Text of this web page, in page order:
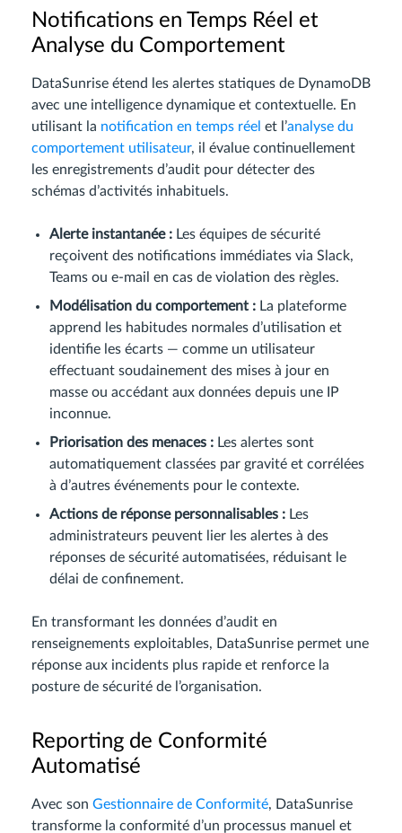
Notifications en Temps Réel et
Analyse du Comportement
DataSunrise étend les alertes statiques de DynamoDB
avec une intelligence dynamique et contextuelle. En
utilisant la notification en temps réel et l’analyse du
comportement utilisateur, il évalue continuellement
les enregistrements d’audit pour détecter des
schémas d’activités inhabituels.
Alerte instantanée : Les équipes de sécurité
reçoivent des notifications immédiates via Slack,
Teams ou e-mail en cas de violation des règles.
Modélisation du comportement : La plateforme
apprend les habitudes normales d’utilisation et
identifie les écarts — comme un utilisateur
effectuant soudainement des mises à jour en
masse ou accédant aux données depuis une IP
inconnue.
Priorisation des menaces : Les alertes sont
automatiquement classées par gravité et corrélées
à d’autres événements pour le contexte.
Actions de réponse personnalisables : Les
administrateurs peuvent lier les alertes à des
réponses de sécurité automatisées, réduisant le
délai de confinement.
En transformant les données d’audit en
renseignements exploitables, DataSunrise permet une
réponse aux incidents plus rapide et renforce la
posture de sécurité de l’organisation.
Reporting de Conformité
Automatisé
Avec son Gestionnaire de Conformité, DataSunrise
transforme la conformité d’un processus manuel et